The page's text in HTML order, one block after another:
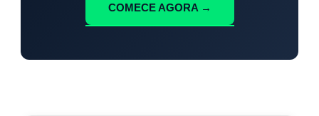
COMECE AGORA →